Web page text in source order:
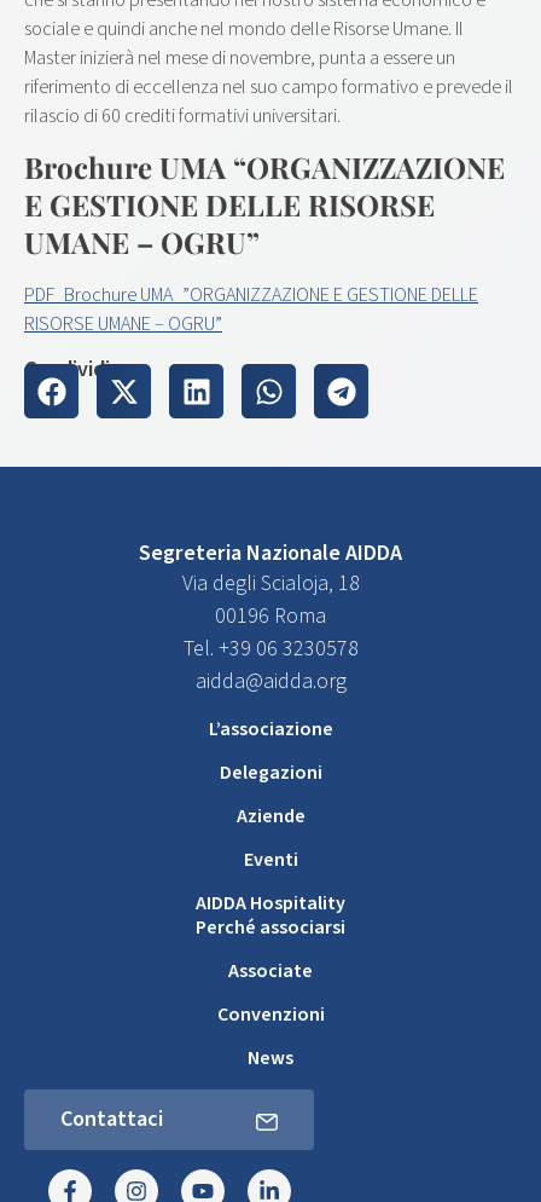
sociale e quindi anche nel mondo delle Risorse Umane. Il
Master inizierà nel mese di novembre, punta a essere un
riferimento di eccellenza nel suo campo formativo e prevede il
rilascio di 60 crediti formativi universitari.
Brochure UMA “ORGANIZZAZIONE
E GESTIONE DELLE RISORSE
UMANE – OGRU”
PDF_Brochure UMA_”ORGANIZZAZIONE E GESTIONE DELLE
RISORSE UMANE – OGRU”
Condividi su
Segreteria Nazionale AIDDA
Via degli Scialoja, 18
00196 Roma
Tel. +39 06 3230578
aidda@aidda.org
L’associazione
Delegazioni
Aziende
Eventi
AIDDA Hospitality
Perché associarsi
Associate
Convenzioni
News
Contattaci